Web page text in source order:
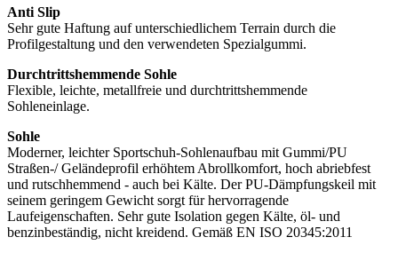
Anti Slip
Sehr gute Haftung auf unterschiedlichem Terrain durch die
Profilgestaltung und den verwendeten Spezialgummi.
Durchtrittshemmende Sohle
Flexible, leichte, metallfreie und durchtrittshemmende
Sohleneinlage.
Sohle
Moderner, leichter Sportschuh-Sohlenaufbau mit Gummi/PU
Straßen-/ Geländeprofil erhöhtem Abrollkomfort, hoch abriebfest
und rutschhemmend - auch bei Kälte. Der PU-Dämpfungskeil mit
seinem geringem Gewicht sorgt für hervorragende
Laufeigenschaften. Sehr gute Isolation gegen Kälte, öl- und
benzinbeständig, nicht kreidend. Gemäß EN ISO 20345:2011